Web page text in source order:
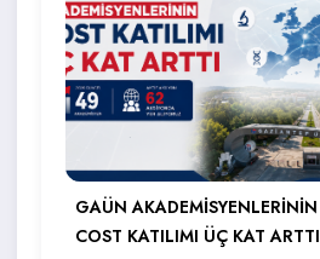
GAÜN AKADEMİSYENLERİNİN
COST KATILIMI ÜÇ KAT ARTTI